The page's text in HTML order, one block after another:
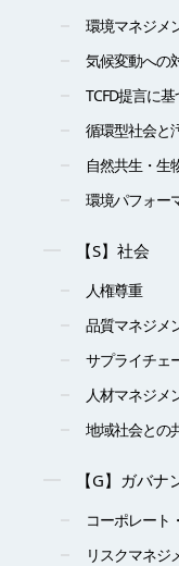
環境マネジメ
気候変動への
TCFD提言に
循環型社会と
自然共生・生
環境パフォー
【S】社会
人権尊重
品質マネジメ
サプライチェ
人材マネジメ
地域社会との
【G】ガバナ
コーポレート
リスクマネジ